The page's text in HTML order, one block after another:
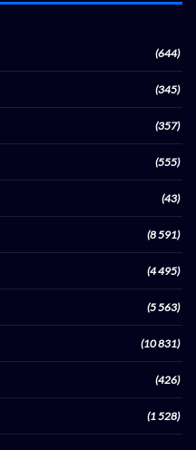
(644)
(345)
(357)
(555)
(43)
(8 591)
(4 495)
(5 563)
(10 831)
(426)
(1 528)